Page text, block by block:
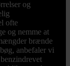
og
ofte
og nemme at
brænde
anbefaler vi